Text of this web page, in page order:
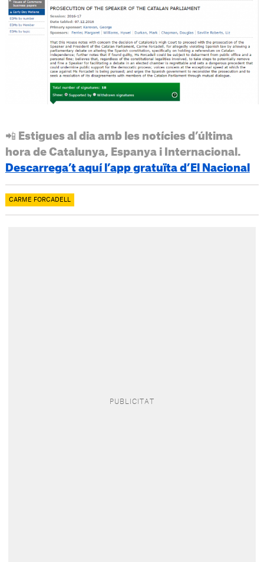
📲 Estigues al dia amb les notícies d’última
hora de Catalunya, Espanya i Internacional.
Descarrega’t aquí l’app gratuïta d’El Nacional
CARME FORCADELL